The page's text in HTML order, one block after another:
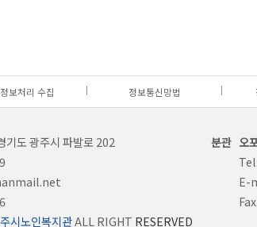
보처리 수집 정보통신망법
기도 광주시 파발로 202
시노인복지관ALL RIGHT RESERVED
오
E-